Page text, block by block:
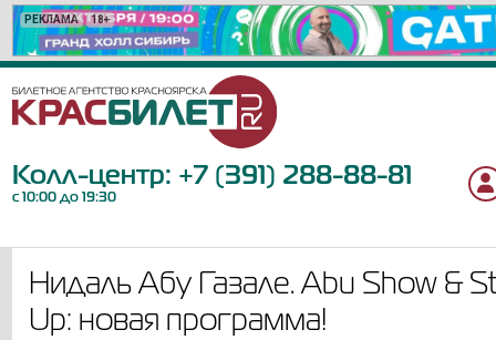
РЕКЛАМА 18+
РЕКЛАМА 6+
РЕКЛАМА 6+
РЕКЛАМА 12+
РЕКЛАМА 6+
РЕКЛАМА 12+
РЕКЛАМА 12+
РЕКЛАМА 12+
РЕКЛАМА 12+
РЕКЛАМА 18+
РЕКЛАМА 6+
РЕКЛАМА 0+
РЕКЛАМА 6+
РЕКЛАМА 12+
РЕКЛАМА 16+
РЕКЛАМА 6+
РЕКЛАМА 12+
РЕКЛАМА 12+
РЕКЛАМА 12+
РЕКЛАМА 16+
Колл-центр: +7 (391) 288-88-81
с 10:00 до 19:30
Нидаль Абу Газале. Abu Show &
Up: новая программа!